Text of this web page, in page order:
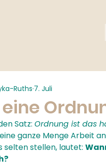
Ruths 7. Juli
Satz: Ordnung ist das
ganze Menge Arbeit
selten stellen, lautet: